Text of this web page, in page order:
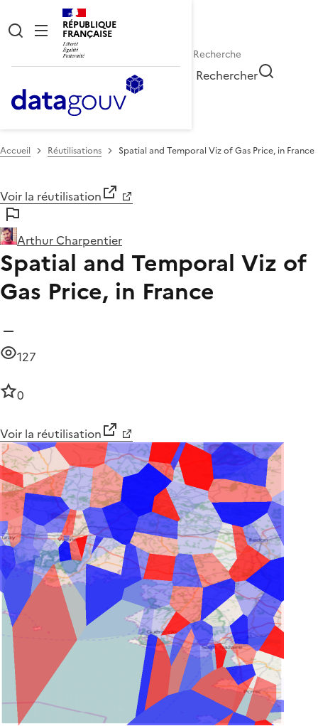
RÉPUBLIQUE
FRANÇAISE
Rechercher
Accueil Réutilisations Spatial and Temporal Viz of Gas Price, in France
Voir la réutilisation
Arthur Charpentier
Spatial and Temporal Viz of
Gas Price, in France
127
0
Voir la réutilisation